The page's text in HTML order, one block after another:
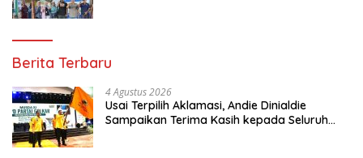
Berita Terbaru
4 Agustus 2026
Usai Terpilih Aklamasi, Andie Dinialdie
Sampaikan Terima Kasih kepada Seluruh